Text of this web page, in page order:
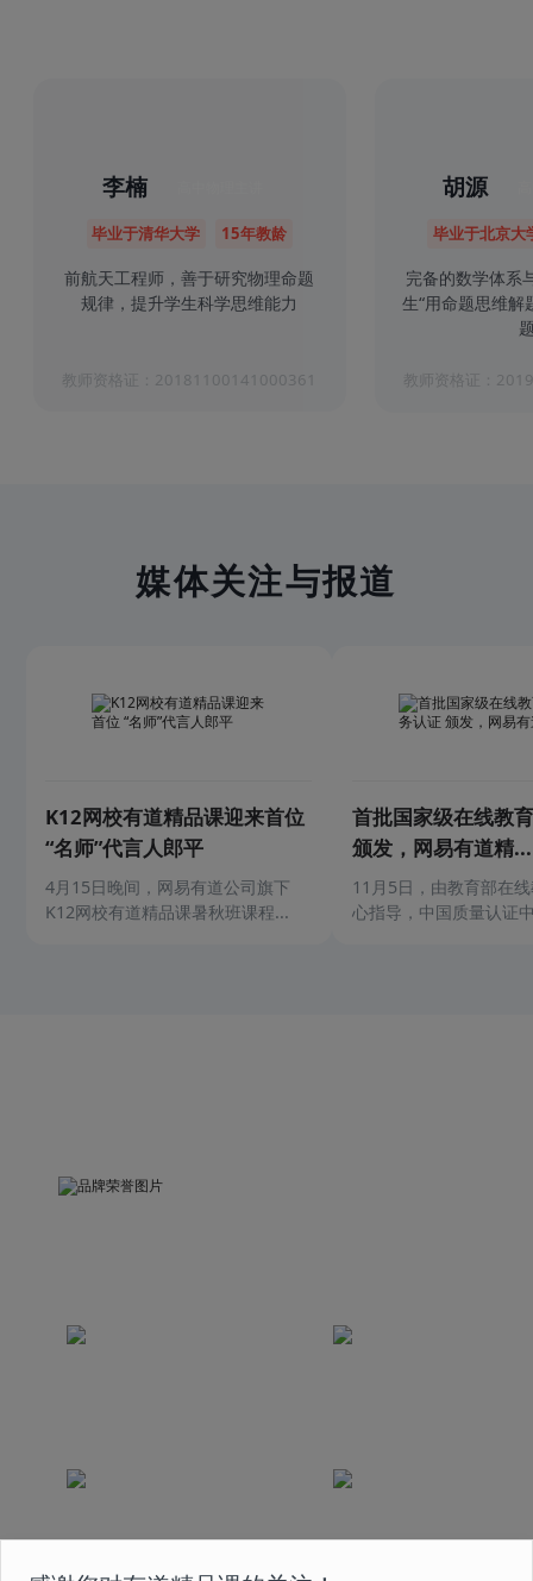
李楠
毕业于清华大学 15年教龄
前航天工程师，善于研究物理命题
规律，提升学生科学思维能力
教师资格证：20181100141000361
胡源
毕业于北京大
完备的数学体系
生“用命题思维
教师资格证：
媒体关注与报道
K12网校有道精品课迎来首位
“名师”代言人郎平
4月15日晚间，网易有道公司旗下
K12网校有道精品课暑秋班课程...
首批国家级在线教
颁发，网易有道精...
11月5日，由教育部在
心指导，中国质量认证